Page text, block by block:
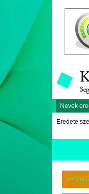
Nevek
Eredete
<<